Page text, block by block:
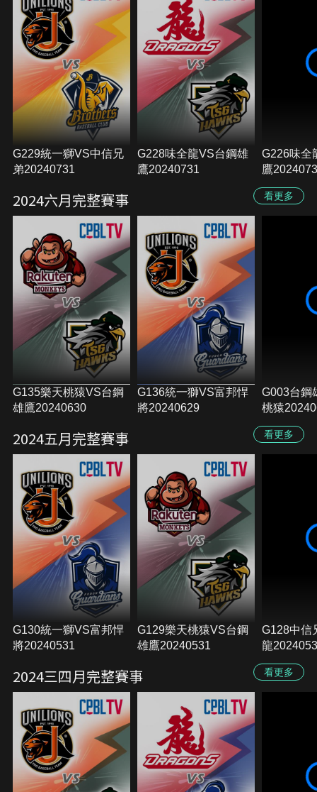
G229統一獅VS中信兄
弟20240731
G228味全龍VS台鋼雄
鷹20240731
G226味全
鷹
2024六月完整賽事 看更多
G135樂天桃猿VS台鋼
雄鷹20240630
G136統一獅VS富邦悍
將20240629
G003台鋼
桃猿
2024五月完整賽事 看更多
G130統一獅VS富邦悍
將20240531
G129樂天桃猿VS台鋼
雄鷹20240531
G128中信
龍
2024三四月完整賽事 看更多